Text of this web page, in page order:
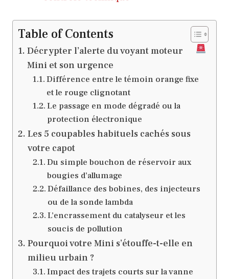
Table of Contents
Décrypter l’alerte du voyant moteur
Mini et son urgence
Différence entre le témoin orange fixe
et le rouge clignotant
Le passage en mode dégradé ou la
protection électronique
Les 5 coupables habituels cachés sous
votre capot
Du simple bouchon de réservoir aux
bougies d’allumage
Défaillance des bobines, des injecteurs
ou de la sonde lambda
L’encrassement du catalyseur et les
soucis de pollution
Pourquoi votre Mini s’étouffe-t-elle en
milieu urbain ?
Impact des trajets courts sur la vanne